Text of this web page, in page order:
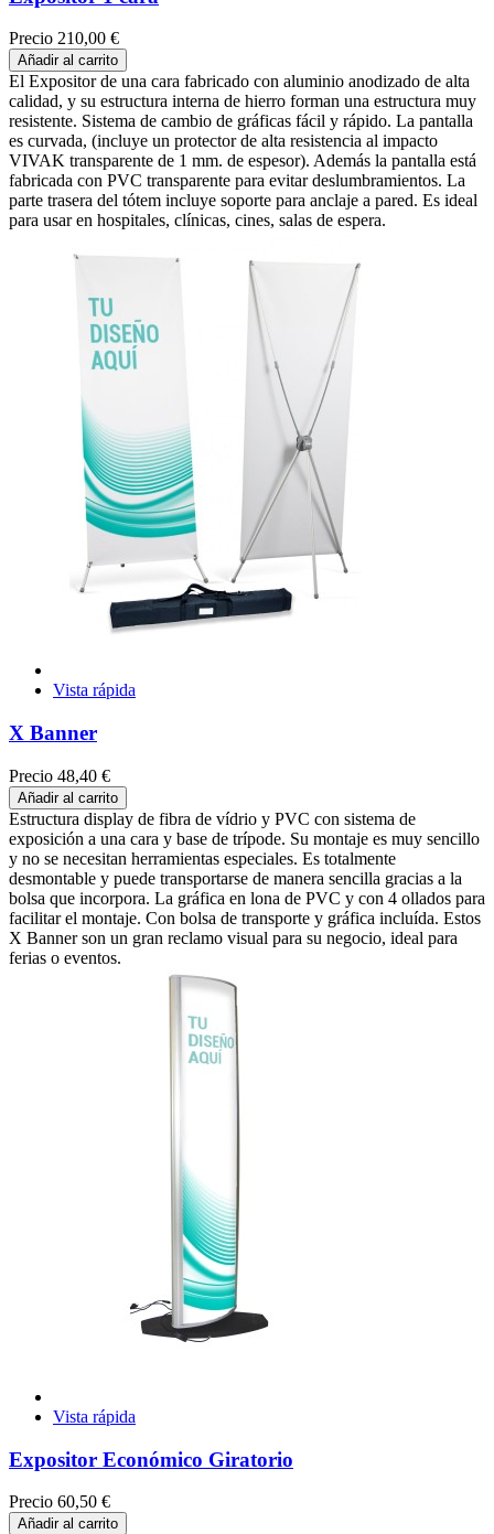
Precio 210,00 €
Añadir al carrito
El Expositor de una cara fabricado con aluminio anodizado de alta
calidad, y su estructura interna de hierro forman una estructura muy
resistente. Sistema de cambio de gráficas fácil y rápido. La pantalla
es curvada, (incluye un protector de alta resistencia al impacto
VIVAK transparente de 1 mm. de espesor). Además la pantalla está
fabricada con PVC transparente para evitar deslumbramientos. La
parte trasera del tótem incluye soporte para anclaje a pared. Es ideal
para usar en hospitales, clínicas, cines, salas de espera.
Vista rápida
X Banner
Precio 48,40 €
Añadir al carrito
Estructura display de fibra de vídrio y PVC con sistema de
exposición a una cara y base de trípode. Su montaje es muy sencillo
y no se necesitan herramientas especiales. Es totalmente
desmontable y puede transportarse de manera sencilla gracias a la
bolsa que incorpora. La gráfica en lona de PVC y con 4 ollados para
facilitar el montaje. Con bolsa de transporte y gráfica incluída. Estos
X Banner son un gran reclamo visual para su negocio, ideal para
ferias o eventos.
Vista rápida
Expositor Económico Giratorio
Precio 60,50 €
Añadir al carrito